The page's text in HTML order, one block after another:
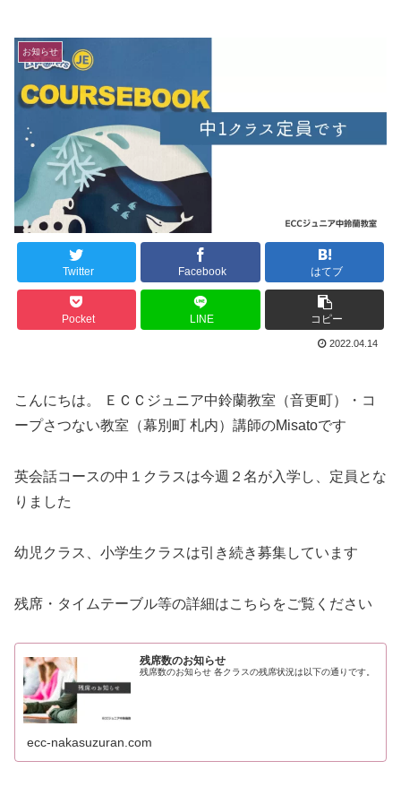
お知らせ
Twitter Facebook はてブ
Pocket LINE コピー
2022.04.14
こんにちは。 ＥＣＣジュニア中鈴蘭教室（音更町）・コ
ープさつない教室（幕別町 札内）講師のMisatoです
英会話コースの中１クラスは今週２名が入学し、定員とな
りました
幼児クラス、小学生クラスは引き続き募集しています
残席・タイムテーブル等の詳細はこちらをご覧ください
残席数のお知らせ
残席数のお知らせ 各クラスの残席状況は以下の通りです。
ecc-nakasuzuran.com